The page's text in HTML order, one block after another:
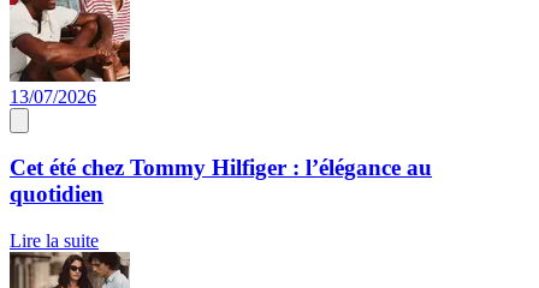
13/07/2026
Cet été chez Tommy Hilfiger : l’élégance au
quotidien
Lire la suite